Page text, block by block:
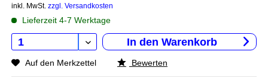
inkl. MwSt. zzgl. Versandkosten
Lieferzeit 4-7 Werktage
In den Warenkorb
Auf den Merkzettel Bewerten